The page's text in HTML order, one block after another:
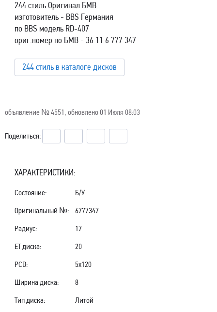
244 стиль Оригинал БМВ
изготовитель - BBS Германия
по BBS модель RD-407
ориг.номер по БМВ - 36 11 6 777 347
244 стиль в каталоге дисков
объявление №4551, обновлено 01 Июля 08:03
Поделиться:
ХАРАКТЕРИСТИКИ:
Состояние:
Б/У
Оригинальный №:
6777347
Радиус:
17
ET диска:
20
PCD:
5x120
Ширина диска:
8
Тип диска:
Литой